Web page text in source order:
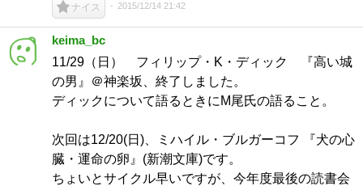
ナイス 2015/12/14 21:42
keima_bc
11/29（日） フィリップ・K・ディック 『高い城
の男』＠神楽坂、終了しました。
ディックについて語るときにM尾氏の語ること。
次回は12/20(日)、ミハイル・ブルガーコフ 『犬の心
臓・運命の卵』(新潮文庫)です。
ちょいとサイクル早いですが、今年度最後の読書会